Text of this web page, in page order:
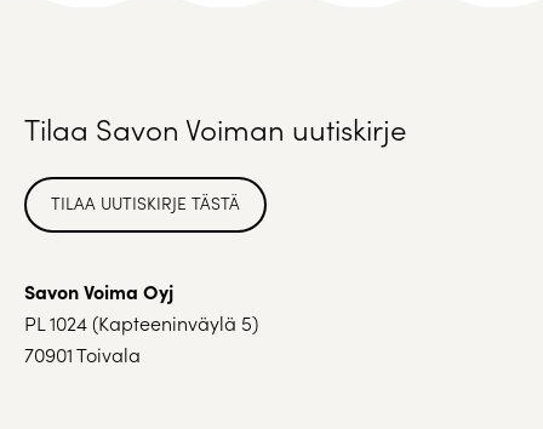
Tilaa Savon Voiman uutiskirje
TILAA UUTISKIRJE TÄSTÄ
Savon Voima Oyj
PL 1024 (Kapteeninväylä 5)
70901 Toivala